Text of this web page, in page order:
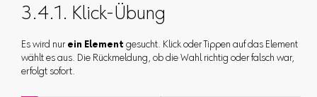
3.4.1. Klick-Übung
Es wird nur ein Element gesucht. Klick oder Tippen auf das Element
wählt es aus. Die Rückmeldung, ob die Wahl richtig oder falsch war,
erfolgt sofort.